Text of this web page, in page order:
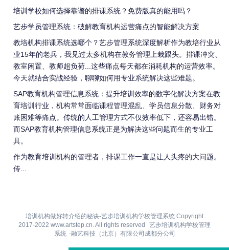
培训学校如何选择靠谱的排课系统？免费版真的能用吗？
艺步学员管理系统：破解教育机构运营痛点的智能解决方案
教培机构排课系统选哪个？艺步管理系统深度解析作为教培行业从
业15年的老兵，我见过太多机构在教务管理上栽跟头。排课冲突、
教室闲置、教师超负荷...这些痛点每天都在消耗机构的运营效率。
今天就结合实战经验，聊聊如何用专业系统解决这些难题。
SAP教育机构管理信息系统：提升培训效率的数字化解决方案在教
育培训行业，机构常常面临课程管理混乱、学员信息分散、财务对
账困难等痛点。传统的人工管理方式不仅效率低下，还容易出错。
而SAP教育机构管理信息系统正是为解决这些问题而生的专业工
具。
作为教育培训机构的管理者，排课工作一直是让人头疼的大问题。
传...
培训机构做好转介绍的秘诀-艺步培训机构学校管理系统 Copyright
2017-2022 www.artstep.cn. All rights reserved
艺步培训机构学校管理
系统 -融艺科技（北京）有限公司成都分公司